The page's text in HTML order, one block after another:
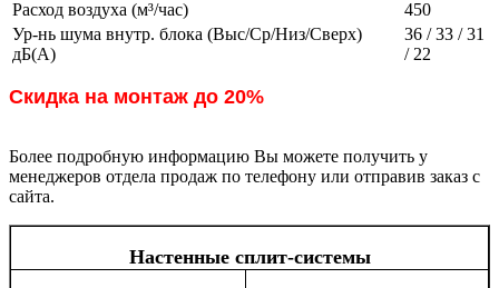
Расход воздуха (м³/час)
450
Ур-нь шума внутр. блока (Выс/Ср/Низ/Сверх)
дБ(А)
36 / 33 / 31
/ 22
Скидка на монтаж до 20%
Более подробную информацию Вы можете получить у
менеджеров отдела продаж по телефону или отправив заказ с
сайта.
Настенные сплит-системы